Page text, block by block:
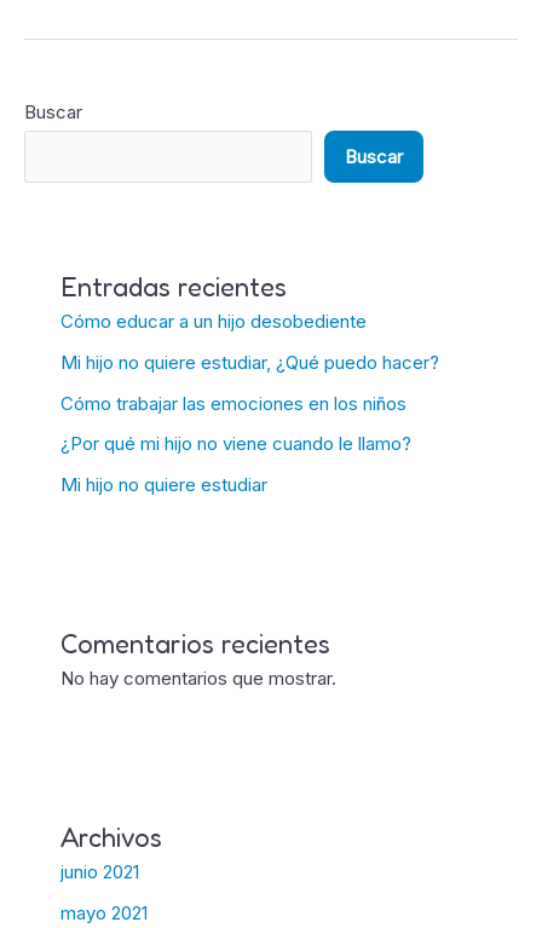
Buscar
Buscar
Entradas recientes
Cómo educar a un hijo desobediente
Mi hijo no quiere estudiar, ¿Qué puedo hacer?
Cómo trabajar las emociones en los niños
¿Por qué mi hijo no viene cuando le llamo?
Mi hijo no quiere estudiar
Comentarios recientes
No hay comentarios que mostrar.
Archivos
junio 2021
mayo 2021